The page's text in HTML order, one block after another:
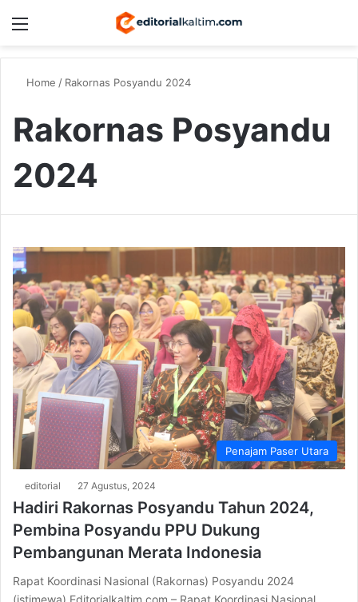
Home / Rakornas Posyandu 2024
Rakornas Posyandu
2024
Penajam Paser Utara
editorial 27 Agustus, 2024
Hadiri Rakornas Posyandu Tahun 2024,
Pembina Posyandu PPU Dukung
Pembangunan Merata Indonesia
Rapat Koordinasi Nasional (Rakornas) Posyandu 2024
(istimewa) Editorialkaltim.com – Rapat Koordinasi Nasional